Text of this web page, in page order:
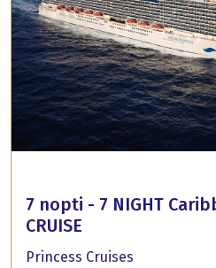
7 nopti - 7 NIGHT
CRUISE
Princess Cruises